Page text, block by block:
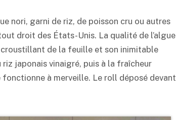
nori, garni de riz, de poisson cru ou autres
droit des États-Unis. La qualité de l’algue
croustillant de la feuille et son inimitable
japonais vinaigré, puis à la fraîcheur
à merveille. Le roll déposé devant